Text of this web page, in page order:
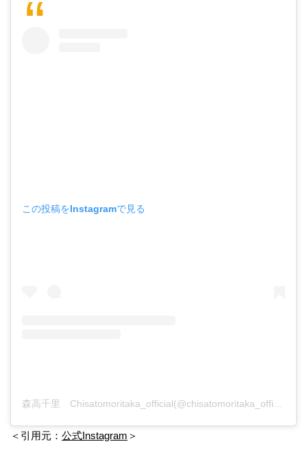
この投稿をInstagramで見る
＜引用元： 公式Instagram ＞